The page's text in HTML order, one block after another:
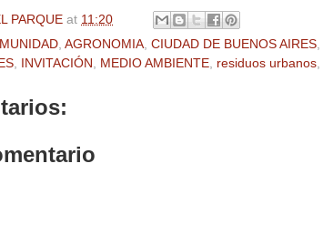
PARQUE at 11:20
, AGRONOMIA, CIUDAD DE BUENOS AIRES,
, INVITACIÓN , MEDIO AMBIENTE, residuos urbanos,